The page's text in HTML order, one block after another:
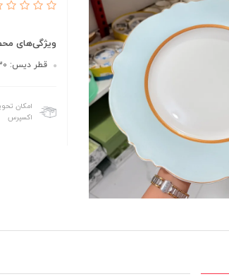
ویژگی‌های
قطر دیس: 30 سانت
امکان
اکسپرس